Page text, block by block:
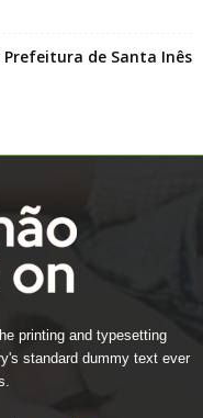
de Santa Inês
printing and typesetting
standard dummy text ever